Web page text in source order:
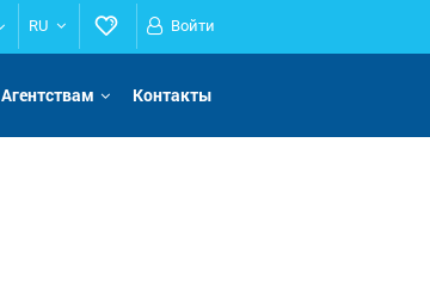
RU Войти
Агентствам Контакты